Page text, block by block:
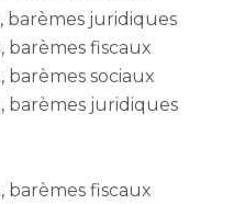
barèmes juridiques
barèmes fiscaux
barèmes sociaux
barèmes juridiques
barèmes fiscaux